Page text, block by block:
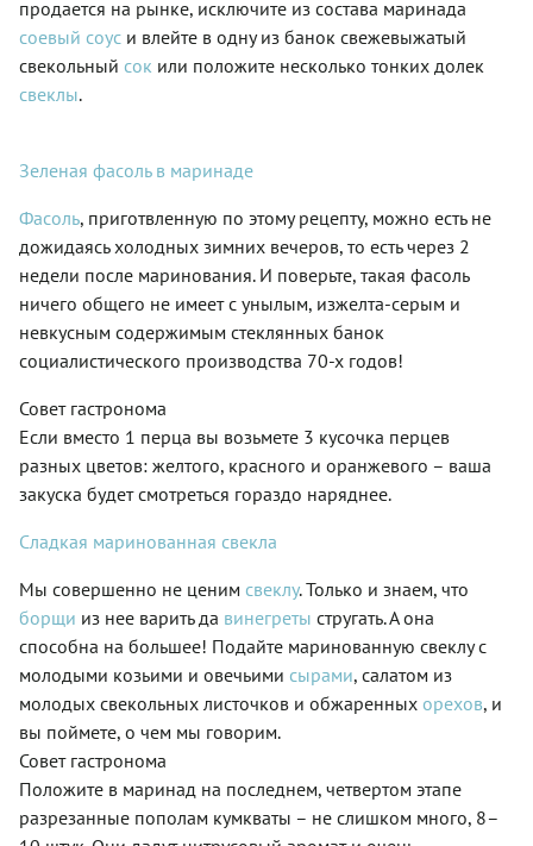
продается на рынке, исключите из состава маринада
соевый соус и влейте в одну из банок свежевыжатый
свекольный сок или положите несколько тонких долек
свеклы.
Зеленая фасоль в маринаде
Фасоль, приготвленную по этому рецепту, можно есть не
дожидаясь холодных зимних вечеров, то есть через 2
недели после маринования. И поверьте, такая фасоль
ничего общего не имеет с унылым, изжелта-серым и
невкусным содержимым стеклянных банок
социалистического производства 70-х годов!
Совет гастронома
Если вместо 1 перца вы возьмете 3 кусочка перцев
разных цветов: желтого, красного и оранжевого – ваша
закуска будет смотреться гораздо наряднее.
Сладкая маринованная свекла
Мы совершенно не ценим свеклу. Только и знаем, что
борщи из нее варить да винегреты стругать. А она
способна на большее! Подайте маринованную свеклу с
молодыми козьими и овечьими сырами, салатом из
молодых свекольных листочков и обжаренных орехов, и
вы поймете, о чем мы говорим.
Совет гастронома
Положите в маринад на последнем, четвертом этапе
разрезанные пополам кумкваты – не слишком много, 8–